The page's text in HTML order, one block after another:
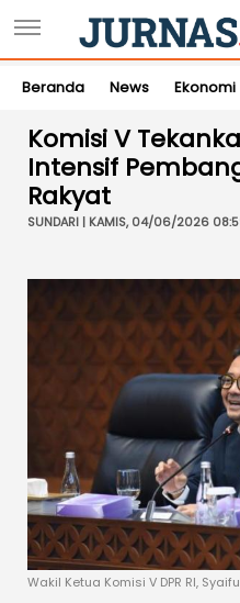
Beranda News Ekonomi
Komisi V
Intensif
Rakyat
SUNDARI | KAMIS, 04/06/2026
Wakil Ketua Komisi V DPR RI,